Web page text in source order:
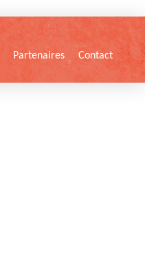
Partenaires Contact